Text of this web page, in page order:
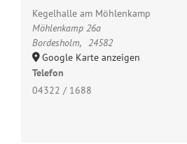
Kegelhalle am Möhlenkamp
Möhlenkamp 26a
Bordesholm, 24582
Google Karte anzeigen
Telefon
04322 / 1688